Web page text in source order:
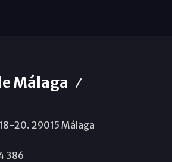
Málaga
20. 29015 Málaga
386